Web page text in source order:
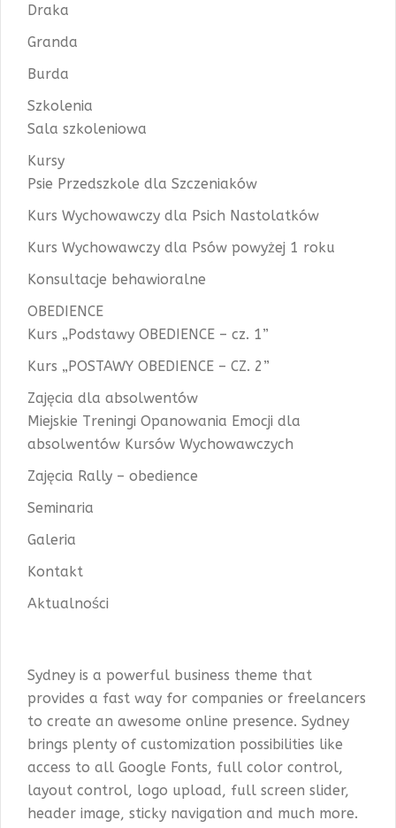
Draka
Granda
Burda
Szkolenia
Sala szkoleniowa
Kursy
Psie Przedszkole dla Szczeniaków
Kurs Wychowawczy dla Psich Nastolatków
Kurs Wychowawczy dla Psów powyżej 1 roku
Konsultacje behawioralne
OBEDIENCE
Kurs „Podstawy OBEDIENCE – cz. 1”
Kurs „POSTAWY OBEDIENCE – CZ. 2”
Zajęcia dla absolwentów
Miejskie Treningi Opanowania Emocji dla
absolwentów Kursów Wychowawczych
Zajęcia Rally – obedience
Seminaria
Galeria
Kontakt
Aktualności
Sydney is a powerful business theme that
provides a fast way for companies or freelancers
to create an awesome online presence. Sydney
brings plenty of customization possibilities like
access to all Google Fonts, full color control,
layout control, logo upload, full screen slider,
header image, sticky navigation and much more.